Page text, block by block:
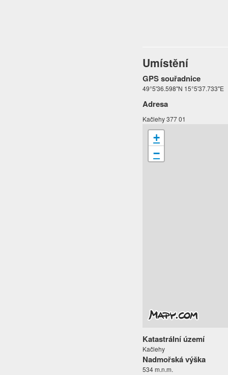
Umístění
GPS souřadnice
49°5'36.598"N 15°5'37.733"E
Adresa
Kačlehy 377 01
+
−
Katastrální území
Kačlehy
Nadmořská výška
534 m.n.m.